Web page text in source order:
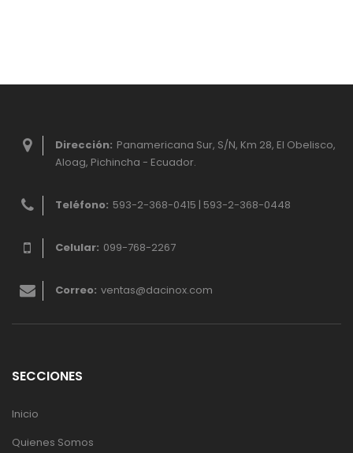
Dirección: Panamericana Sur, S/N, Km 28, El Obelisco,
Aloag, Pichincha - Ecuador.
Teléfono: 593-2-368-0415 | 593-2-368-0448
Celular: 099-768-2267
Correo: ventas@dacinox.com
SECCIONES
Inicio
Quienes Somos